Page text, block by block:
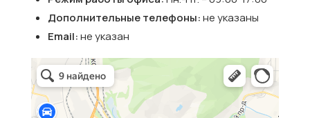
Дополнительные телефоны:не указаны
Email:не указан